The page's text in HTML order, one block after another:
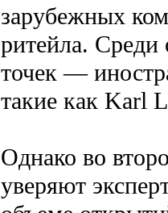
зарубежных
ритейла. Среди
точек —
такие как Karl
Однако во
уверяют